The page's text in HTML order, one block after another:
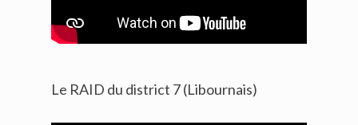
Le RAID du district 7 (Libournais)